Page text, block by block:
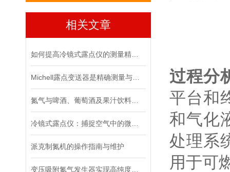
相关文章
派克制氮机的操作指南与维护
过程分
平台和
和气化
处理系
用于可